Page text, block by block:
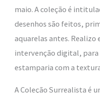
maio. A coleção é
desenhos são feitos,
aquarelas antes.
intervenção digital,
estamparia com a
A Coleção Surrealista é